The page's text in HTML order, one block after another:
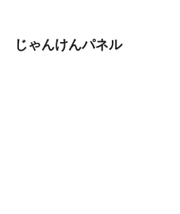
じゃんけんパネル